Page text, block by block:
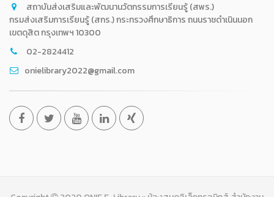
สถาบันส่งเสริมและพัฒนานวัตกรรมการเรียนรู้ (สพร.)
กรมส่งเสริมการเรียนรู้ (สกร.) กระทรวงศึกษาธิการ ถนนราชดำเนินนอก
เขตดุสิต กรุงเทพฯ 10300
02-2824412
onielibrary2022@gmail.com